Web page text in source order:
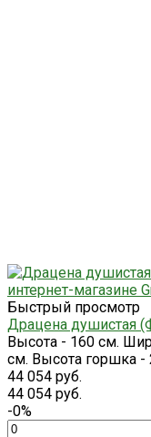
Быстрый просмотр
Драцена душистая
Высота - 160 см.
см. Высота горшка -
44 054 руб.
44 054 руб.
-0%